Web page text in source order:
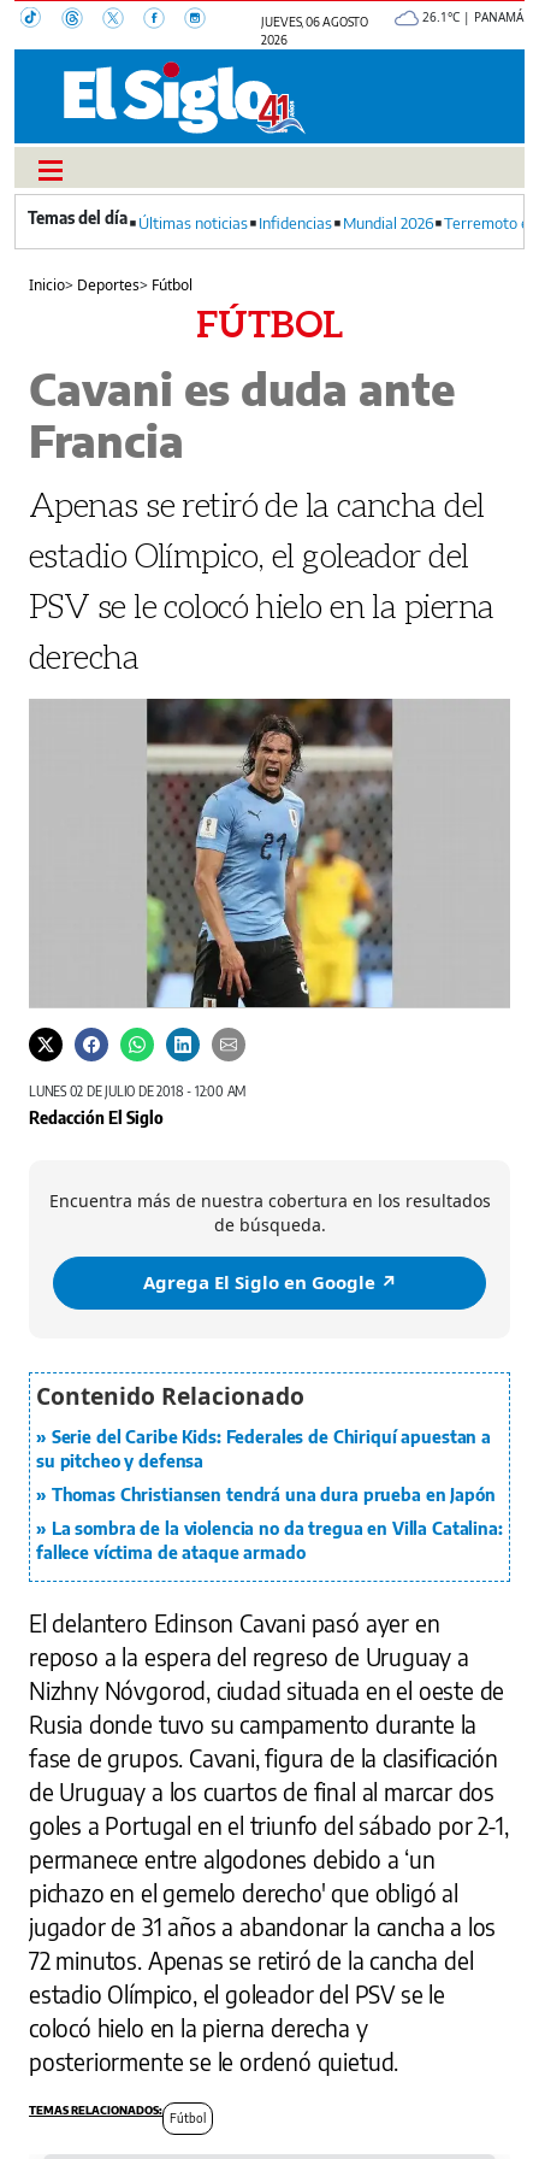
JUEVES, 06 AGOSTO
2026
26.1°C | PANAMÁ
Últimas noticias Infidencias Mundial 2026 Terremoto
Inicio> Deportes> Fútbol
FÚTBOL
Cavani es duda ante
Francia
Apenas se retiró de la cancha del
estadio Olímpico, el goleador del
PSV se le colocó hielo en la pierna
derecha
LUNES 02 DE JULIO DE 2018 - 12:00 AM
Redacción El Siglo
Encuentra más de nuestra cobertura en los resultados
de búsqueda.
Agrega El Siglo en Google ↗️
Serie del Caribe Kids: Federales de Chiriquí apuestan a
su pitcheo y defensa
Thomas Christiansen tendrá una dura prueba en Japón
La sombra de la violencia no da tregua en Villa Catalina:
fallece víctima de ataque armado
El delantero Edinson Cavani pasó ayer en
reposo a la espera del regreso de Uruguay a
Nizhny Nóvgorod, ciudad situada en el oeste de
Rusia donde tuvo su campamento durante la
fase de grupos. Cavani, figura de la clasificación
de Uruguay a los cuartos de final al marcar dos
goles a Portugal en el triunfo del sábado por 2-1,
permanece entre algodones debido a ‘un
pichazo en el gemelo derecho' que obligó al
jugador de 31 años a abandonar la cancha a los
72 minutos. Apenas se retiró de la cancha del
estadio Olímpico, el goleador del PSV se le
colocó hielo en la pierna derecha y
posteriormente se le ordenó quietud.
Fútbol